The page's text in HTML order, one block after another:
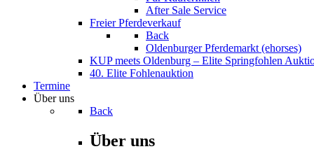
After Sale Service
Freier Pferdeverkauf
Back
Oldenburger Pferdemarkt (ehorses)
KUP meets Oldenburg – Elite Springfohlen
40. Elite Fohlenauktion
Termine
Über uns
Back
Über uns